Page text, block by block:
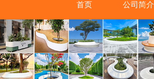
首页 公司简介